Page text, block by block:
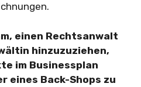
einen Rechtsanwalt
hinzuzuziehen,
im Businessplan
eines Back-Shops zu